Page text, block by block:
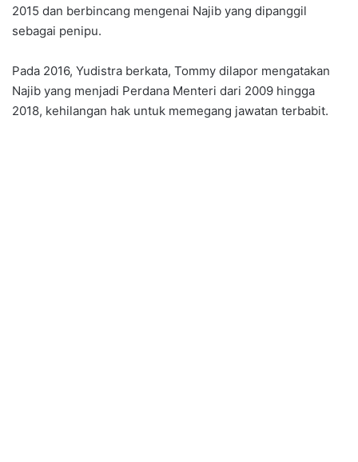
2015 dan berbincang mengenai Najib yang dipanggil
sebagai penipu.
Pada 2016, Yudistra berkata, Tommy dilapor mengatakan
Najib yang menjadi Perdana Menteri dari 2009 hingga
2018, kehilangan hak untuk memegang jawatan terbabit.